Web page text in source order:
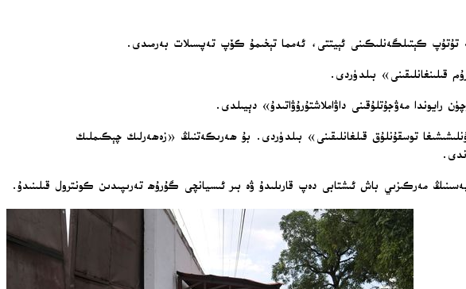
مەۋجۇتلۇقىنى داۋاملاشتۇرۇۋاتىدۇ» دېيىلدى.
سان خۇان دې مىكايدا «قوشۇنلارنىڭ ئورۇنلىشىشىغا توسقۇنلۇق قىلغانلىقىنى» بىلدۈردى. بۇ ھەرىكەتنىڭ «زەھەرلىك چېكىملىك